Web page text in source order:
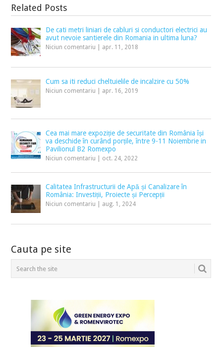
Related Posts
De cati metri liniari de cabluri si conductori electrici au
avut nevoie santierele din Romania in ultima luna?
Niciun comentariu apr. 11, 2018
Cum sa iti reduci cheltuielile de incalzire cu 50%
Niciun comentariu apr. 16, 2019
Cea mai mare expoziție de securitate din România își
va deschide în curând porțile, între 9-11 Noiembrie in
Pavilionul B2 Romexpo
Niciun comentariu oct. 24, 2022
Calitatea Infrastructurii de Apă și Canalizare în
România: Investiții, Proiecte și Percepții
Niciun comentariu aug. 1, 2024
Cauta pe site